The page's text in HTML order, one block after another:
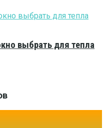
выбрать для тепла